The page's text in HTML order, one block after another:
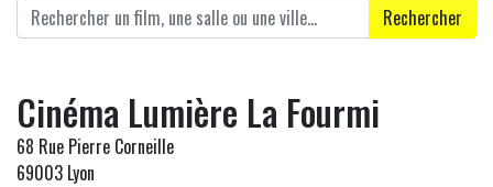
Rechercher
Cinéma Lumière La Fourmi
68 Rue Pierre Corneille
69003 Lyon